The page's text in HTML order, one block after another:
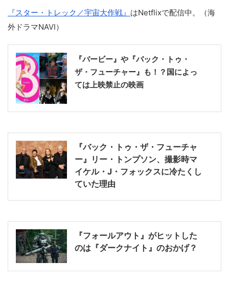
『スター・トレック／宇宙大作戦』 はNetflixで配信中。（海
外ドラマNAVI）
『バービー』や『バック・トゥ・
ザ・フューチャー』も！？国によっ
ては上映禁止の映画
『バック・トゥ・ザ・フューチャ
ー』リー・トンプソン、撮影時マ
イケル・J・フォックスに冷たくし
ていた理由
『フォールアウト』がヒットした
のは『ダークナイト』のおかげ？